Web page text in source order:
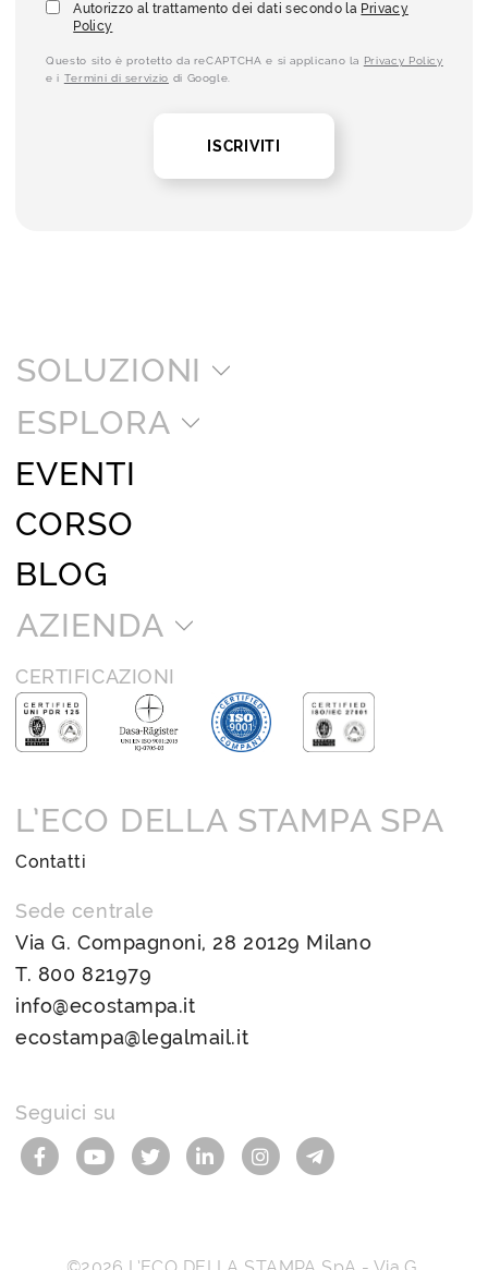
Autorizzo al trattamento dei dati secondo la Privacy
Policy
Questo sito è protetto da reCAPTCHA e si applicano la Privacy Policy
e i Termini di servizio di Google.
ISCRIVITI
SOLUZIONI
ESPLORA
EVENTI
CORSO
BLOG
AZIENDA
CERTIFICAZIONI
L’ECO DELLA STAMPA SPA
Contatti
Sede centrale
Via G. Compagnoni, 28 20129 Milano
T. 800 821979
info@ecostampa.it
ecostampa@legalmail.it
Seguici su